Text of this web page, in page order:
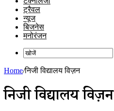
ट्रैवल
न्यूज
बिजनेस
मनोरंजन
Home/निजी विद्यालय विज़न
निजी विद्यालय विज़न